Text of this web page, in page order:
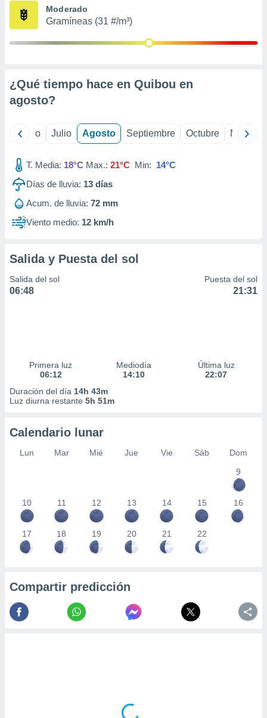
publicidad
1199
Moderado
Gramíneas (31 #/m³)
¿Qué tiempo hace en Quibou en
agosto?
Junio Julio Agosto Septiembre Octubre
T. Media: 18°C Max.: 21°C Min: 14°C
Días de lluvia: 13 días
Acum. de lluvia: 72 mm
Viento medio: 12 km/h
Salida y Puesta del sol
Salida del sol
06:48
Puesta del sol
21:31
Primera luz
06:12
Mediodía
14:10
Última luz
22:07
Duración del día 14h 43m
Luz diurna restante 5h 51m
Calendario lunar
Lun Mar Mié Jue Vie Sáb
Dom
9
10 11 12 13 14 15 16
17 18 19 20 21 22
Compartir predicción